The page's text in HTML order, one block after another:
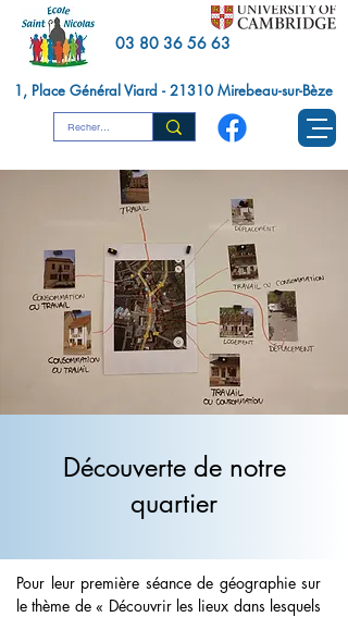
03 80 36 56 63
1, Place Général Viard - 21310 Mirebeau-sur-Bèze
Découverte de notre
quartier
Pour leur première séance de géographie sur
le thème de « Découvrir les lieux dans lesquels